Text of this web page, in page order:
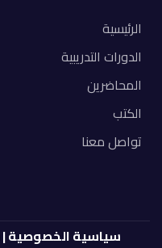
الرئيسية
الدورات التدريبية
المحاضرين
الكتب
تواصل معنا
سياسية الخصوصية|